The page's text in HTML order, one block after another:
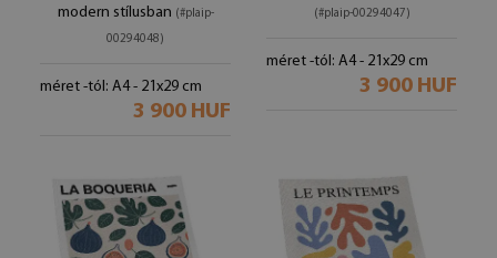
modern stílusban (#plaip-
00294048)
méret -tól: A4 - 21x29 cm
3 900 HUF
(#plaip-00294047)
méret -tól: A4 - 21x29 cm
3 900 HUF